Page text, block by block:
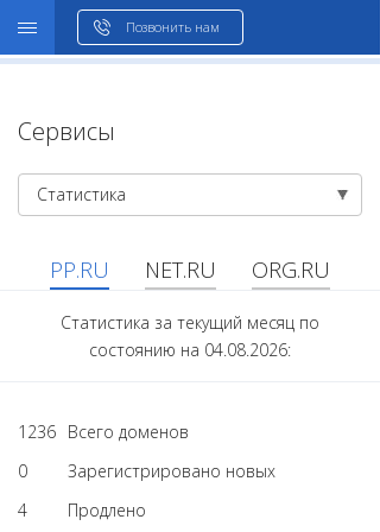
Позвонить нам
Сервисы
Статистика
PP.RU NET.RU ORG.RU
Статистика за текущий месяц по
состоянию на 04.08.2026:
1236 Всего доменов
0
Зарегистрировано новых
4
Продлено